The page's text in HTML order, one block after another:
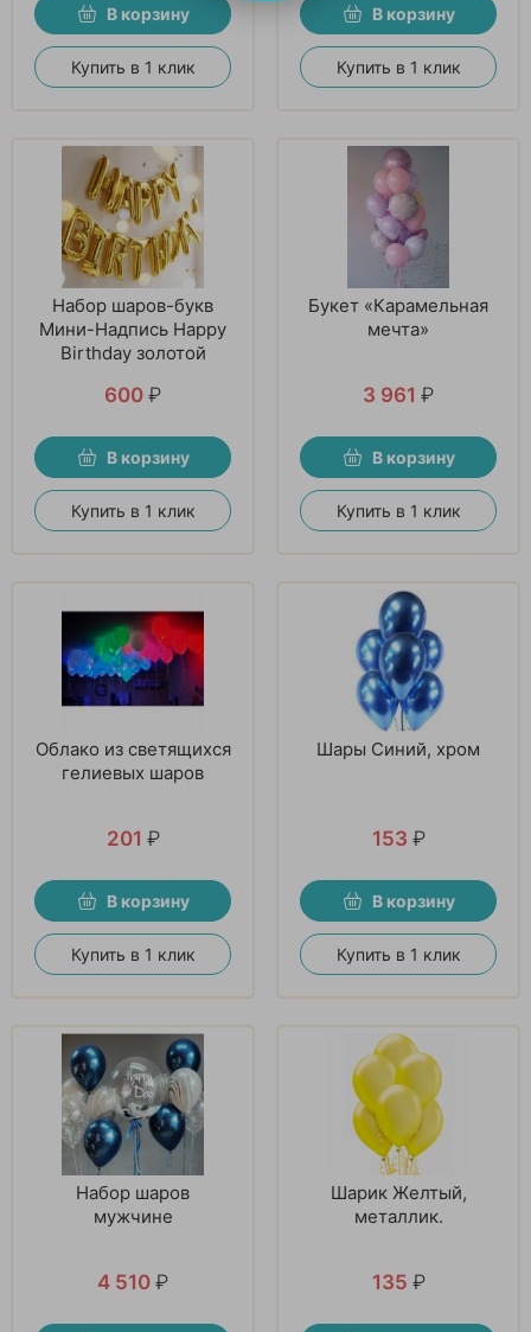
В корзину
Купить в 1 клик
В корзину
Купить в 1 клик
Набор шаров-букв
Мини-Надпись Happy
Birthday золотой
600 ₽
В корзину
Купить в 1 клик
Букет «Карамельная
мечта»
3 961 ₽
В корзину
Купить в 1 клик
Облако из светящихся
гелиевых шаров
201 ₽
В корзину
Купить в 1 клик
Шары Синий, хром
153 ₽
В корзину
Купить в 1 клик
Набор шаров
мужчине
4 510 ₽
Шарик Желтый,
металлик.
135 ₽